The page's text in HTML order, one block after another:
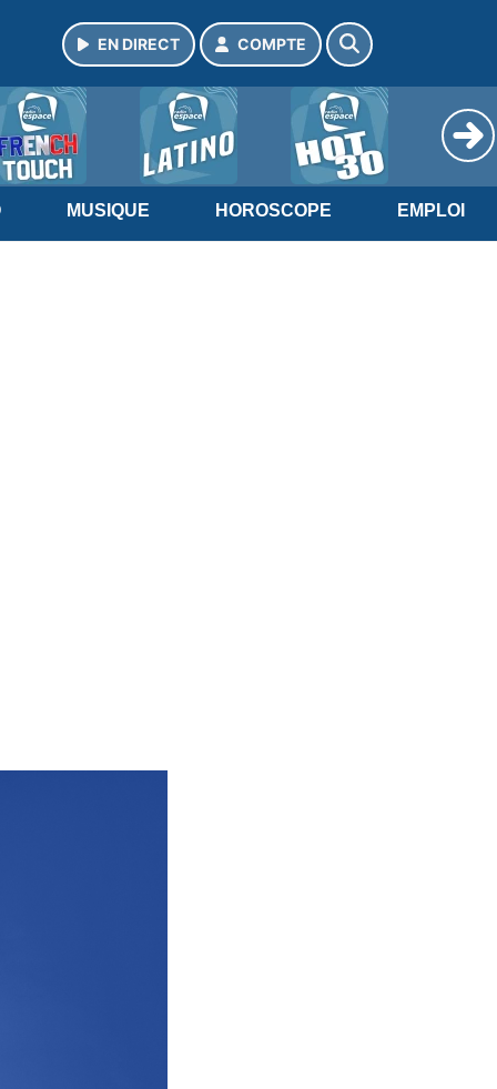
EN DIRECT COMPTE
MUSIQUE HOROSCOPE EMPLOI